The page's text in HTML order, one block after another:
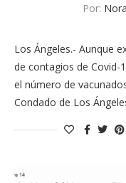
Por:
Los Ángeles.- Aunque
de contagios de Covid-
el número de
Condado de Los